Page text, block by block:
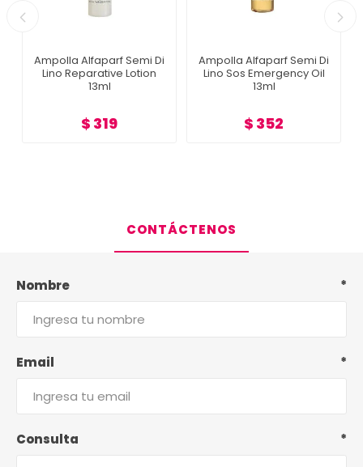
Ampolla Alfaparf Semi Di
Lino Reparative Lotion
13ml
$ 319
Ampolla Alfaparf Semi Di
Lino Sos Emergency Oil
13ml
$ 352
CONTÁCTENOS
Nombre *
Email *
Consulta *